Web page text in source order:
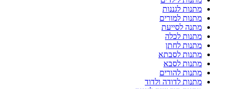
מתנות לגננות
מתנות למורים
מתנה לסייעת
מתנות לכלה
מתנות לחתן
מתנות לסבתא
מתנות לסבא
מתנות להורים
מתנות לדודה ולדוד